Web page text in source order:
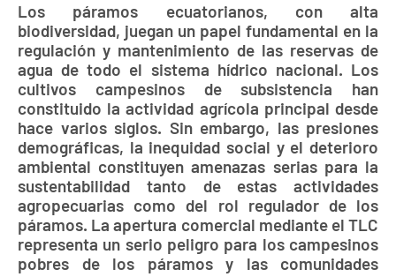
Los páramos ecuatorianos, con alta
biodiversidad, juegan un papel fundamental en la
regulación y mantenimiento de las reservas de
agua de todo el sistema hídrico nacional. Los
cultivos campesinos de subsistencia han
constituido la actividad agrícola principal desde
hace varios siglos. Sin embargo, las presiones
demográficas, la inequidad social y el deterioro
ambiental constituyen amenazas serias para la
sustentabilidad tanto de estas actividades
agropecuarias como del rol regulador de los
páramos. La apertura comercial mediante el TLC
representa un serio peligro para los campesinos
pobres de los páramos y las comunidades